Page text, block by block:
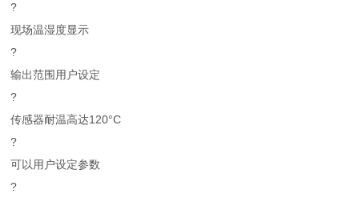
?
现场温湿度显示
?
输出范围用户设定
?
传感器耐温高达120°C
?
可以用户设定参数
?